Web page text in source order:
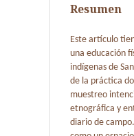
Resumen
Este artículo
una educación
indígenas de
de la práctica
muestreo
etnográfica y
diario de